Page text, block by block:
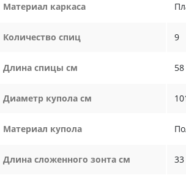
Материал каркаса
Количество спиц 9
Длина спицы см 58
Диаметр купола см
Материал купола
Длина сложенного зонта см 33